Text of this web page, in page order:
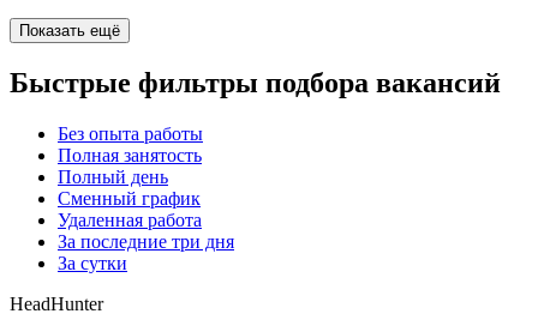
Показать ещё
Быстрые фильтры подбора вакансий
Без опыта работы
Полная занятость
Полный день
Сменный график
Удаленная работа
За последние три дня
За сутки
HeadHunter